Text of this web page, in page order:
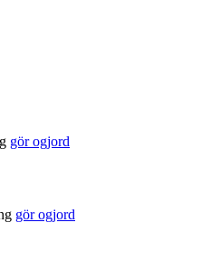
gör ogjord
gör ogjord